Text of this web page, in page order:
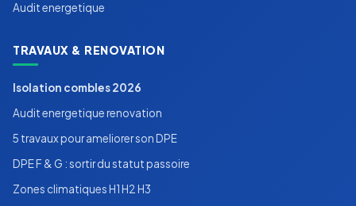
Audit energetique
TRAVAUX & RENOVATION
Isolation combles 2026
Audit energetique renovation
5 travaux pour ameliorer son DPE
DPE F & G : sortir du statut passoire
Zones climatiques H1 H2 H3